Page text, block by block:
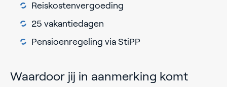
Reiskostenvergoeding
25 vakantiedagen
Pensioenregeling via StiPP
Waardoor jij in aanmerking komt